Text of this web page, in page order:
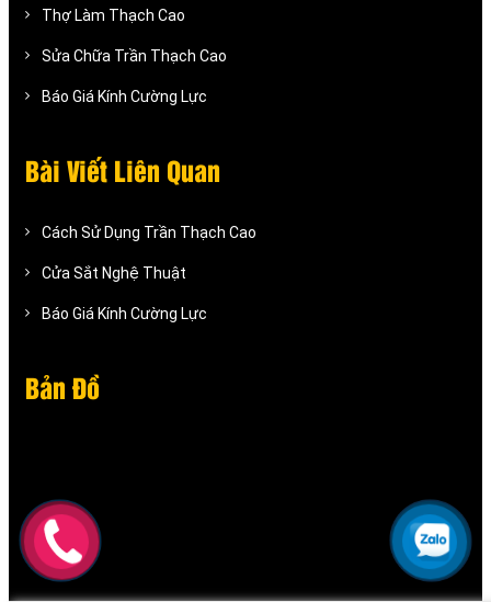
Thợ Làm Thạch Cao
Sửa Chữa Trần Thạch Cao
Báo Giá Kính Cường Lực
Bài Viết Liên Quan
Cách Sử Dụng Trần Thạch Cao
Cửa Sắt Nghệ Thuật
Báo Giá Kính Cường Lực
Bản Đồ